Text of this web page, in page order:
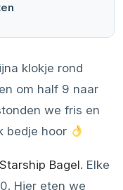
klokje rond
om half 9 naar
we fris en
bedje hoor
Starship Bagel. Elke
Hier eten we